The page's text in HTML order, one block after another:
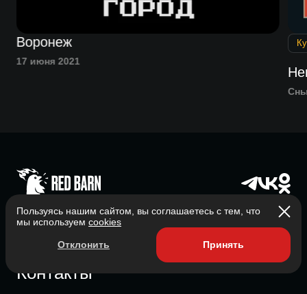
Воронеж
17 июня 2021
Главная
О нас
Все подкасты
Контакты
Пользуясь нашим сайтом, вы соглашаетесь с тем, что
мы используем cookies
Отклонить Принять